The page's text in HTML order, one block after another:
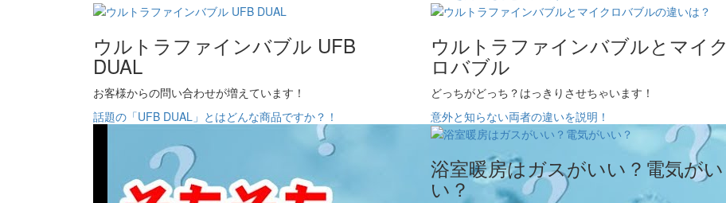
ウルトラファインバブル UFB
DUAL
お客様からの問い合わせが増えています！
話題の「UFB DUAL」とはどんな商品ですか？！
ウルトラファインバブルとマイク
ロバブル
どっちがどっち？はっきりさせちゃいます！
意外と知らない両者の違いを説明！
浴室暖房はガスがいい？電気がい
い？